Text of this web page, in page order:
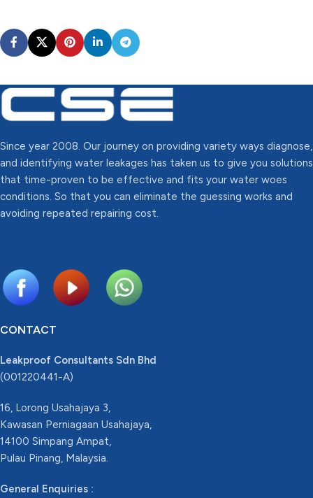
Since year 2008. Our journey on providing variety ways diagnose,
and identifying water leakages has taken us to give you solutions
that time-proven to be effective and fits your water woes
conditions. So that you can eliminate the guessing works and
avoiding repeated repairing cost.
CONTACT
Leakproof Consultants Sdn Bhd
(001220441-A)
16, Lorong Usahajaya 3,
Kawasan Perniagaan Usahajaya,
14100 Simpang Ampat,
Pulau Pinang, Malaysia.
General Enquiries :